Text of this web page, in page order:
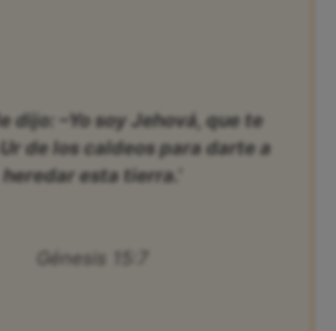
dijo: –Yo soy Jehová, que te
de los caldeos para darte a
heredar esta tierra.’
Génesis 15:7